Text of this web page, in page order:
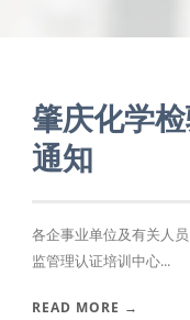
肇庆化学
通知
各企事业单位及有关人
监管理认证培训中心...
READ MORE →